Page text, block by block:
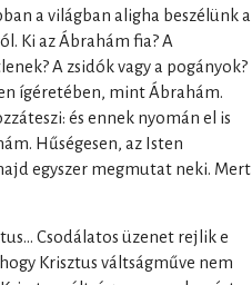
a világban aligha beszélünk a
Ki az Ábrahám fia? A
A zsidók vagy a pogányok?
ígéretében, mint Ábrahám.
és ennek nyomán el is
Hűségesen, az Isten
egyszer megmutat neki. Mert
Csodálatos üzenet rejlik e
Krisztus váltságműve nem